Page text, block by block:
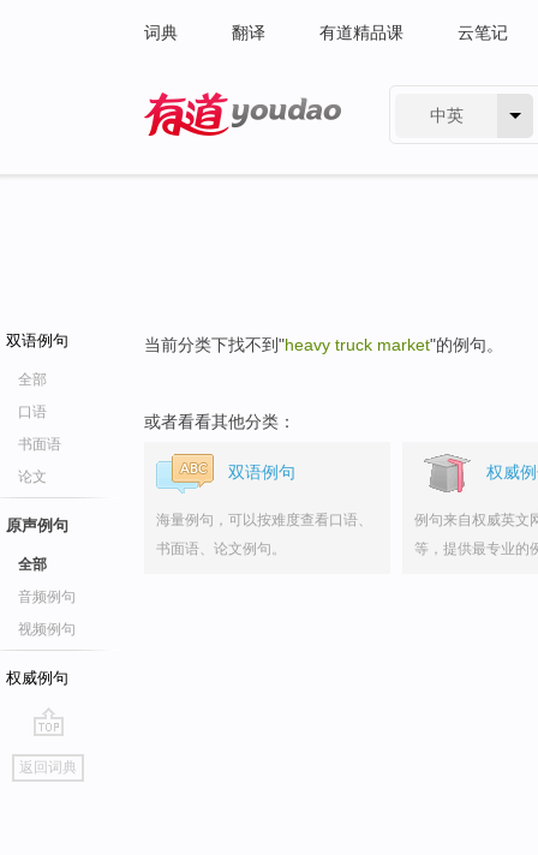
词典 翻译 有道精品课 云笔记
中英
双语例句
全部
口语
书面语
论文
原声例句
全部
音频例句
视频例句
权威例句
go
top
返回词典
当前分类下找不到"heavy truck market"的例句。
或者看看其他分类：
双语例句
海量例句，可以按难度查看口语、
书面语、论文例句。
权威
例句来自权威英文
等，提供最专业的